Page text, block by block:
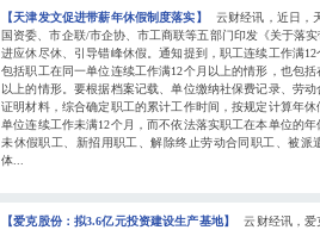
【天津发文促进带薪年休假制度落实】
云财经讯，近日，
国资委、市企联/市企协、市工商联等五部门印发《关于落
进应休尽休、引导错峰休假。通知提到，职工连续工作满
包括职工在同一单位连续工作满12个月以上的情形，也包
以上的情形。要根据档案记载、单位缴纳社保费记录、劳
证明材料，综合确定职工的累计工作时间，按规定计算年
单位连续工作未满12个月，而不依法落实职工在本单位的
未休假职工、新招用职工、解除终止劳动合同职工、被派
体...
【爱克股份：拟3.6亿元投资建设生产基地】
云财经讯，